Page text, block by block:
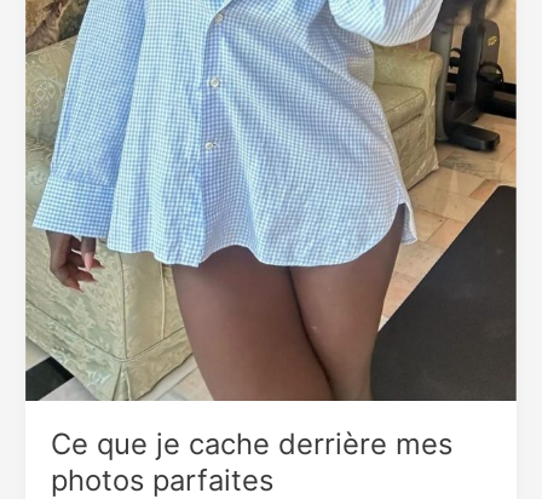
Ce que je cache derrière mes
photos parfaites